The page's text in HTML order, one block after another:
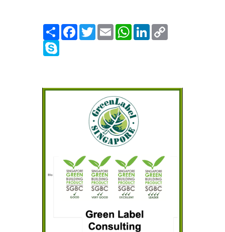
ShareFacebook
TwitterEmail WhatsApp
LinkedIn